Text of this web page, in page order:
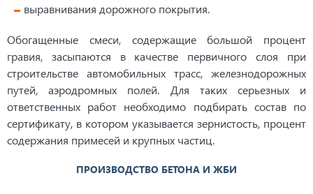
выравнивания дорожного покрытия.
Обогащенные смеси, содержащие большой процент
гравия, засыпаются в качестве первичного слоя при
строительстве автомобильных трасс, железнодорожных
путей, аэродромных полей. Для таких серьезных и
ответственных работ необходимо подбирать состав по
сертификату, в котором указывается зернистость, процент
содержания примесей и крупных частиц.
ПРОИЗВОДСТВО БЕТОНА И ЖБИ